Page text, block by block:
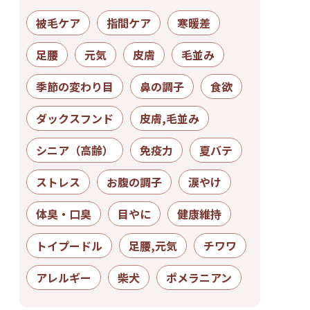
被毛ケア 指間ケア
寒暖差
足腰
元気 皮膚
毛並み
季節の変わり目
鼻の調子
食欲
ダックスフンド
皮膚,毛並み
シニア（高齢）
免疫力
夏バテ
ストレス
お腹の調子
涙やけ
体臭・口臭
目やに
健康維持
トイプードル
足腰,元気
チワワ
アレルギー
柴犬 ポメラニアン